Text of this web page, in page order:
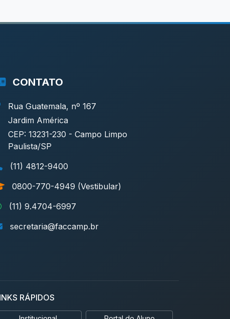
CONTATO
Rua Guatemala, nº 167
Jardim América
CEP: 13231-230 - Campo Limpo
Paulista/SP
(11) 4812-9400
0800-770-4949 (Vestibular)
(11) 9.4704-6997
secretaria@faccamp.br
RÁPIDOS